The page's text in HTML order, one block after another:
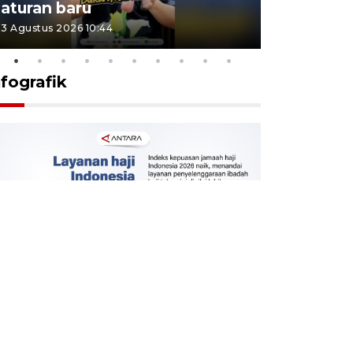
aturan baru
3 Agustus 2026 10:44